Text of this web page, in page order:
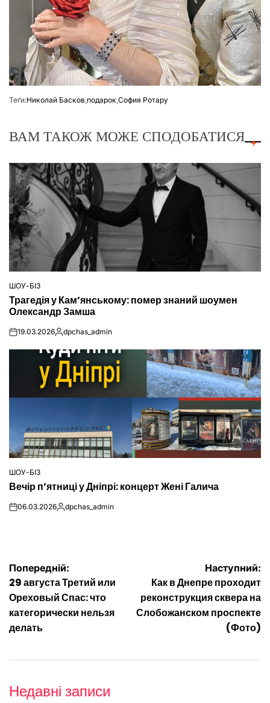
Теґи:Николай Басков,подарок,София Ротару
ВАМ ТАКОЖ МОЖЕ СПОДОБАТИСЯ
ОПУБЛІКУВАТИ
ШОУ-БІЗ
Трагедія у Кам’янському: помер знаний шоумен
Олександр Замша
on19.03.2026Опубліковано
dpchas_admin
ОПУБЛІКУВАТИ
У
ШОУ-БІЗ
Вечір п’ятниці у Дніпрі: концерт Жені Галича
on06.03.2026Опубліковано
dpchas_admin
Навігація
записів
Попередній:
29 августа Третий или
Ореховый Спас: что
категорически нельзя
делать
Наступний:
Как в Днепре проходит
реконструкция сквера на
Слобожанском проспекте
(Фото)
Недавні записи